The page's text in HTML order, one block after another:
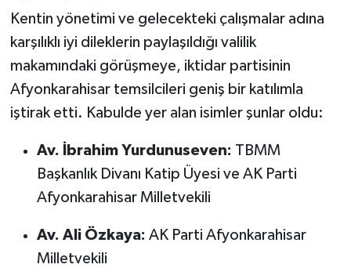
Kentin yönetimi ve gelecekteki çalışmalar adına
karşılıklı iyi dileklerin paylaşıldığı valilik
makamındaki görüşmeye, iktidar partisinin
Afyonkarahisar temsilcileri geniş bir katılımla
iştirak etti. Kabulde yer alan isimler şunlar oldu:
Av. İbrahim Yurdunuseven: TBMM
Başkanlık Divanı Katip Üyesi ve AK Parti
Afyonkarahisar Milletvekili
Av. Ali Özkaya: AK Parti Afyonkarahisar
Milletvekili